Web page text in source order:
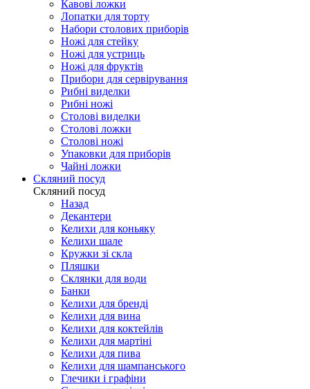
Кавові ложки
Лопатки для торту
Набори столових приборів
Ножі для стейку
Ножі для устриць
Ножі для фруктів
Прибори для сервірування
Рибні виделки
Рибні ножі
Столові виделки
Столові ложки
Столові ножі
Упаковки для приборів
Чайні ложки
Скляний посуд
Скляний посуд
Назад
Декантери
Келихи для коньяку
Келихи шале
Кружки зі скла
Пляшки
Склянки для води
Банки
Келихи для бренді
Келихи для вина
Келихи для коктейлів
Келихи для мартіні
Келихи для пива
Келихи для шампанського
Глечики і графіни